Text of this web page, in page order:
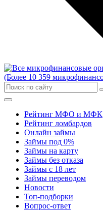
Рейтинг МФО и МФК
Рейтинг ломбардов
Онлайн займы
Займы под 0%
Займы на карту
Займы без отказа
Займы с 18 лет
Займы переводом
Новости
Топ-подборки
Вопрос-ответ